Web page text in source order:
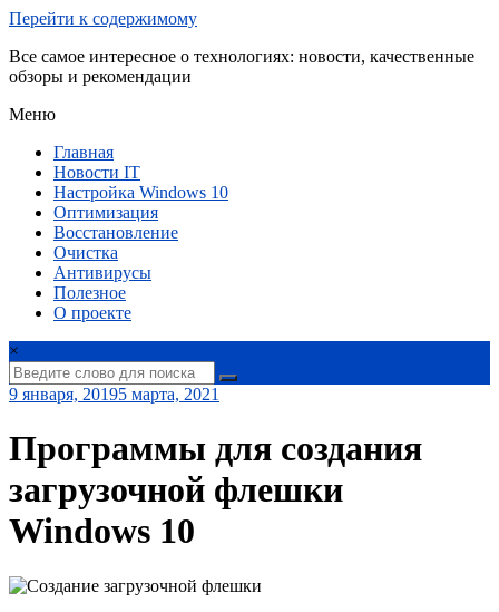
Перейти к содержимому
Все самое интересное о технологиях: новости, качественные
обзоры и рекомендации
Меню
Главная
Новости IT
Настройка Windows 10
Оптимизация
Восстановление
Очистка
Антивирусы
Полезное
О проекте
×
9 января, 20195 марта, 2021
Программы для создания
загрузочной флешки
Windows 10